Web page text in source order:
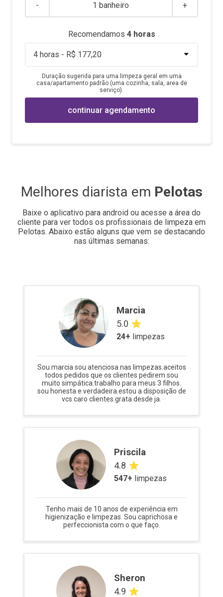
- 1 banheiro +
Recomendamos 4horas
Duração sugerida para uma limpeza geral em uma
casa/apartamento padrão (uma cozinha, sala, area de
serviço).
continuar agendamento
Melhores diarista em Pelotas
Baixe o aplicativo para android ou acesse a área do
cliente para ver todos os profissionais de limpeza em
Pelotas. Abaixo estão alguns que vem se destacando
nas últimas semanas:
Marcia
5.0
24+ limpezas
Sou marcia sou atenciosa nas limpezas.aceitos
todos pedidos que os clientes pedirem sou
muito simpática.trabalho para meus 3 filhos.
sou honesta e verdadeira.estou a disposição de
vcs caro clientes.grata desde ja.
Priscila
4.8
547+ limpezas
Tenho mais de 10 anos de experiência em
higienização e limpezas. Sou caprichosa e
perfeccionista com o que faço.
Sheron
4.9